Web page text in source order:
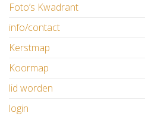
Foto’s Kwadrant
info/contact
Kerstmap
Koormap
lid worden
login